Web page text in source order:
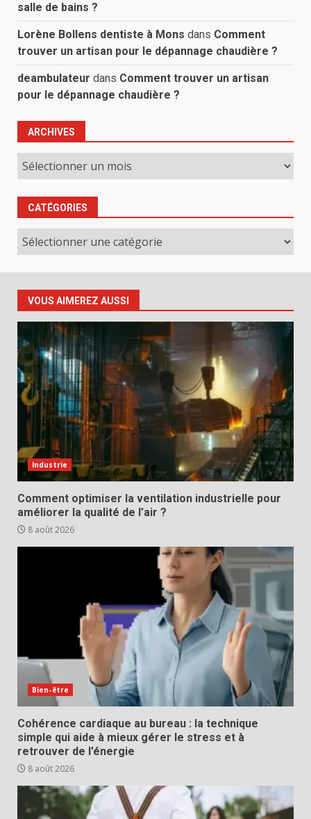
salle de bains ?
Lorène Bollens dentiste à Mons dans Comment
trouver un artisan pour le dépannage chaudière ?
deambulateur dans Comment trouver un artisan
pour le dépannage chaudière ?
ARCHIVES
Archives
CATÉGORIES
Catégories
VOUS AIMEREZ AUSSI
Industrie
Comment optimiser la ventilation industrielle pour
améliorer la qualité de l’air ?
8 août 2026
Bien-être
Cohérence cardiaque au bureau : la technique
simple qui aide à mieux gérer le stress et à
retrouver de l’énergie
8 août 2026